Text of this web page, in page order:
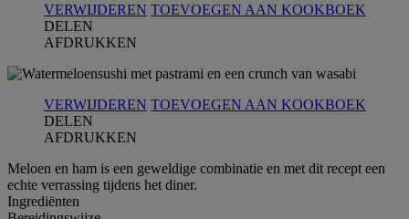
VERWIJDEREN TOEVOEGEN AAN KOOKBOEK
DELEN
AFDRUKKEN
VERWIJDEREN TOEVOEGEN AAN KOOKBOEK
DELEN
AFDRUKKEN
Meloen en ham is een geweldige combinatie en met dit recept een
echte verrassing tijdens het diner.
Ingrediёnten